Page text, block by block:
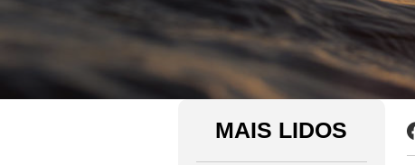
MAIS LIDOS